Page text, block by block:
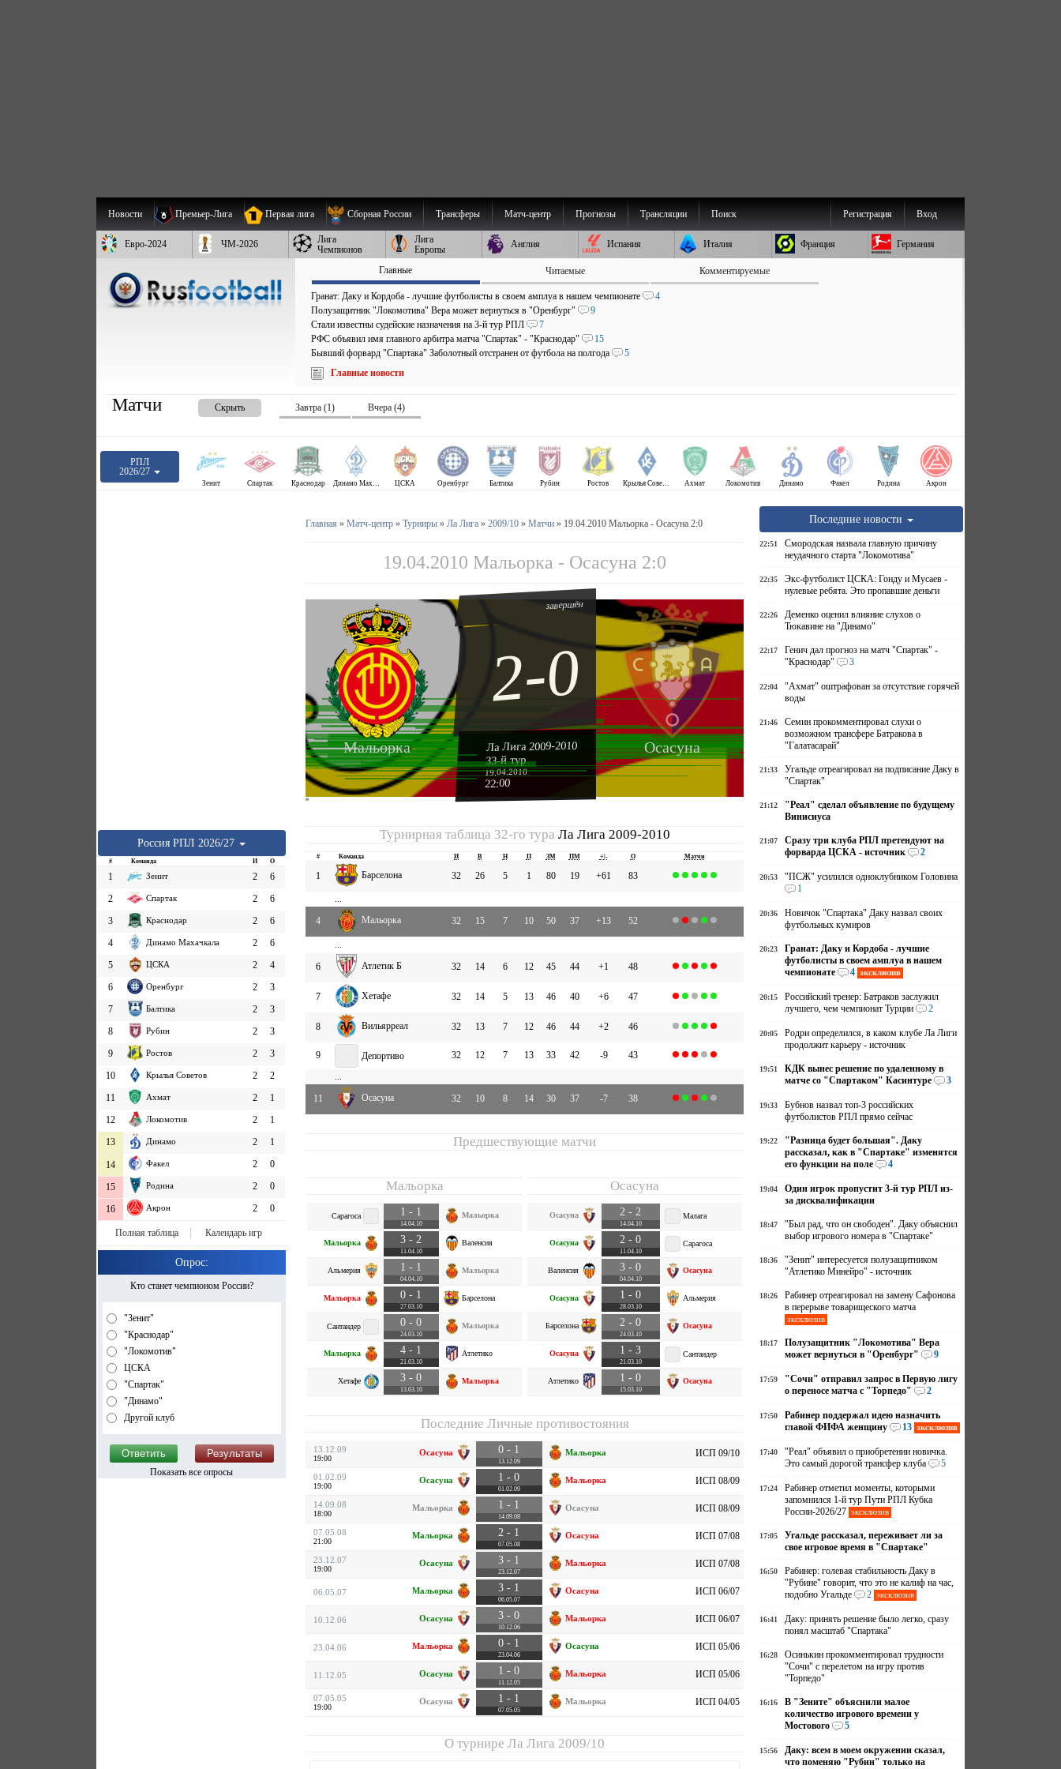
Новости Премьер-Лига Первая лига Сборная России Трансферы Матч-центр Прогнозы Трансляции Поиск Вход
Регистрация
Евро-2024 ЧМ-2026
Лига
Чемпионов
Лига
Европы
Англия Испания Италия Франция Германия
Главные Читаемые Комментируемые
Гранат: Даку и Кордоба - лучшие футболисты в своем амплуа в нашем чемпионате
4
Полузащитник "Локомотива" Вера может вернуться в "Оренбург"
9
Стали известны судейские назначения на 3-й тур РПЛ
7
РФС объявил имя главного арбитра матча "Спартак" - "Краснодар"
15
Бывший форвард "Спартака" Заболотный отстранен от футбола на полгода
5
Главные новости
Матчи Скрыть Завтра (1) Вчера (4)
РПЛ
2026/27
Зенит Спартак Краснодар Динамо Махачкала ЦСКА Оренбург Балтика Рубин Ростов Крылья Советов Ахмат Локомотив Динамо Факел Родина Акрон
Россия РПЛ 2026/27
# Команда И О
1 Зенит 2
6
2
Спартак 2
6
3
Краснодар 2
6
4
Динамо Махачкала 2
6
5
ЦСКА 2
4
6
Оренбург 2
3
7
Балтика 2
3
8
Рубин 2
3
9
Ростов 2
3
10
Крылья Советов 2
2
11
Ахмат 2
1
12
Локомотив 2
1
13
Динамо 2 1
14 Факел 2 0
15 Родина 2 0
16 Акрон 2 0
Полная таблица Календарь игр
Опрос:
Кто станет чемпионом России?
"Зенит"
"Краснодар"
"Локомотив"
ЦСКА
"Спартак"
"Динамо"
Другой клуб
Показать все опросы
Главная » Матч-центр» Турниры» Ла Лига» 2009/10» Матчи» 19.04.2010 Мальорка - Осасуна 2:0
19.04.2010 Мальорка - Осасуна 2:0
Мальорка Осасуна
завершён
2-0
Ла Лига 2009-2010
33-й тур
19.04.2010
22:00
''
Турнирная таблица 32-го тура Ла Лига 2009-2010
# Команда И В Н П ЗМ ПМ +|- О Матчи
1 Барселона 32 26 5 1 80 19 +61 83
...
4
Мальорка 32 15 7 10 50 37 +13 52
...
6
Атлетик Б 32 14 6 12 45 44 +1 48
7 Хетафе 32 14 5 13 46 40 +6 47
8 Вильярреал 32 13 7 12 46 44 +2 46
9 Депортиво 32 12 7 13 33 42 -9
43
...
11
Осасуна 32 10 8 14 30 37 -7 38
Предшествующие матчи
Мальорка
Сарагоса 1 - 1
14.04.10
Мальорка
Мальорка 3 - 2
11.04.10
Валенсия
Альмерия 1 - 1
04.04.10
Мальорка
Мальорка 0 - 1
27.03.10
Барселона
Сантандер 0 - 0
24.03.10
Мальорка
Мальорка 4 - 1
21.03.10
Атлетико
Хетафе 3 - 0
13.03.10
Мальорка
Осасуна
Осасуна 2 - 2
14.04.10
Малага
Осасуна 2 - 0
11.04.10
Сарагоса
Валенсия 3 - 0
04.04.10
Осасуна
Осасуна 1 - 0
28.03.10
Альмерия
Барселона 2 - 0
24.03.10
Осасуна
Осасуна 1 - 3
21.03.10
Сантандер
Атлетико 1 - 0
15.03.10
Осасуна
Последние Личные противостояния
13.12.09
19:00
Осасуна 0 - 1
13.12.09
Мальорка ИСП 09/10
01.02.09
19:00
Осасуна 1 - 0
01.02.09
Мальорка ИСП 08/09
14.09.08
18:00
Мальорка 1 - 1
14.09.08
Осасуна ИСП 08/09
07.05.08
21:00
Мальорка 2 - 1
07.05.08
Осасуна ИСП 07/08
23.12.07
19:00
Осасуна 3 - 1
23.12.07
Мальорка ИСП 07/08
06.05.07 Мальорка 3 - 1
06.05.07
Осасуна ИСП 06/07
10.12.06 Осасуна 3 - 0
10.12.06
Мальорка ИСП 06/07
23.04.06 Мальорка 0 - 1
23.04.06
Осасуна ИСП 05/06
11.12.05 Осасуна 1 - 0
11.12.05
Мальорка ИСП 05/06
07.05.05
19:00
Осасуна 1 - 1
07.05.05
Мальорка ИСП 04/05
О турниреЛа Лига 2009/10
Последние новости
22:51
Смородская назвала главную причину
неудачного старта "Локомотива"
22:35
Экс-футболист ЦСКА: Гонду и Мусаев -
нулевые ребята. Это пропавшие деньги
22:26
Деменко оценил влияние слухов о
Тюкавине на "Динамо"
22:17
Генич дал прогноз на матч "Спартак" -
"Краснодар"
3
22:04
"Ахмат" оштрафован за отсутствие горячей
воды
21:46
Семин прокомментировал слухи о
возможном трансфере Батракова в
"Галатасарай"
21:33
Угальде отреагировал на подписание Даку в
"Спартак"
21:12
"Реал" сделал объявление по будущему
Винисиуса
21:07
Сразу три клуба РПЛ претендуют на
форварда ЦСКА - источник
2
20:53
"ПСЖ" усилился одноклубником Головина
1
20:36
Новичок "Спартака" Даку назвал своих
футбольных кумиров
20:23
Гранат: Даку и Кордоба - лучшие
футболисты в своем амплуа в нашем
чемпионате
4 эксклюзив
20:15
Российский тренер: Батраков заслужил
лучшего, чем чемпионат Турции
2
20:05
Родри определился, в каком клубе Ла Лиги
продолжит карьеру - источник
19:51
КДК вынес решение по удаленному в
матче со "Спартаком" Касинтуре
3
19:33
Бубнов назвал топ-3 российских
футболистов РПЛ прямо сейчас
19:22
"Разница будет большая". Даку
рассказал, как в "Спартаке" изменятся
его функции на поле
4
19:04
Один игрок пропустит 3-й тур РПЛ из-
за дисквалификации
18:47
"Был рад, что он свободен". Даку объяснил
выбор игрового номера в "Спартаке"
18:36
"Зенит" интересуется полузащитником
"Атлетико Минейро" - источник
18:26
Рабинер отреагировал на замену Сафонова
в перерыве товарищеского матча
эксклюзив
18:17
Полузащитник "Локомотива" Вера
может вернуться в "Оренбург"
9
17:59
"Сочи" отправил запрос в Первую лигу
о переносе матча с "Торпедо"
2
17:50
Рабинер поддержал идею назначить
главой ФИФА женщину
13 эксклюзив
17:40
"Реал" объявил о приобретении новичка.
Это самый дорогой трансфер клуба
5
17:24
Рабинер отметил моменты, которыми
запомнился 1-й тур Пути РПЛ Кубка
России-2026/27 эксклюзив
17:05
Угальде рассказал, переживает ли за
свое игровое время в "Спартаке"
16:50
Рабинер: голевая стабильность Даку в
"Рубине" говорит, что это не калиф на час,
подобно Угальде
2 эксклюзив
16:41
Даку: принять решение было легко, сразу
понял масштаб "Спартака"
16:28
Осинькин прокомментировал трудности
"Сочи" с перелетом на игру против
"Торпедо"
16:16
В "Зените" объяснили малое
количество игрового времени у
Мостового
5
15:56
Даку: всем в моем окружении сказал,
что поменяю "Рубин" только на